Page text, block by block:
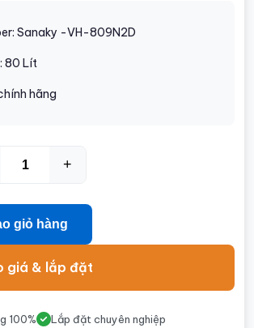
Sanaky -VH-809N2D
80 Lít
hãng
+
giỏ hàng
giá & lắp đặt
100%
Lắp đặt chuyên nghiệp